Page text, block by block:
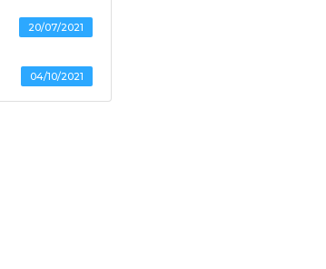
20/07/2021
04/10/2021